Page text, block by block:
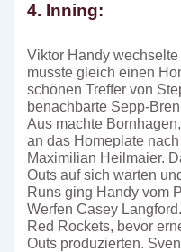
4. Inning:
Viktor Handy
musste gleich einen
schönen Treffer von
benachbarte Sepp-
Aus machte
an das Homeplate
Maximilian Heilmaier.
Outs auf sich warten
Runs ging Handy vom
Werfen Casey
Red Rockets, bevor
Outs produzierten.